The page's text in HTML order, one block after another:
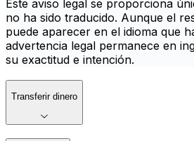
Este aviso legal se proporciona
no ha sido traducido. Aunque el
puede aparecer en el idioma que
advertencia legal permanece en
su exactitud e intención.
Transferir dinero